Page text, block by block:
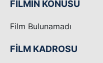
FİLMİN KONUSU
Film Bulunamadı
FİLM KADROSU